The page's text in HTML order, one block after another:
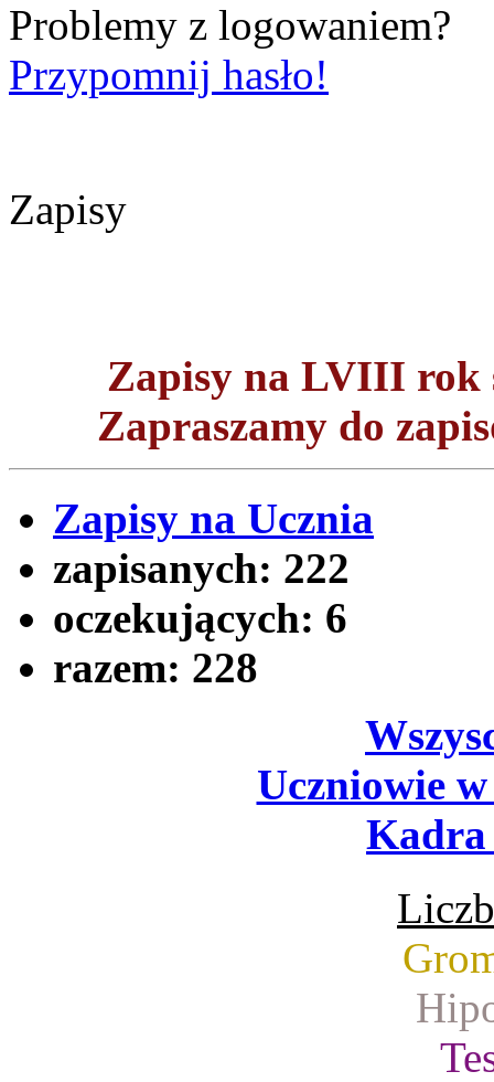
Problemy z logowaniem?
Przypomnij hasło!
Zapisy
Zapisy na LVIII
Zapraszamy do
Zapisy na Ucznia
zapisanych: 222
oczekujących: 6
razem: 228
Uczniowie
Kadra